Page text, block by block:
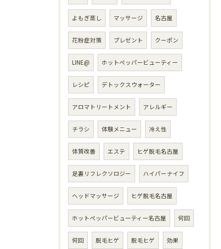
よもぎ蒸し マッサージ 名古屋
花粉症対策 プレゼント クーポン
LINE@ ホットペッパービューティー
レシピ デトックスウォーター
アロマトリートメント アレルギー
チラシ 体験メニュー 冷え性
体質改善 エステ ヒゲ脱毛名古屋
足裏リフレクソロジー ハイパーナイフ
ヘッドマッサージ ヒゲ脱毛名古屋
ホットペッパービューティー名古屋 何回
何回 脱毛ヒゲ 脱毛ヒゲ 効果